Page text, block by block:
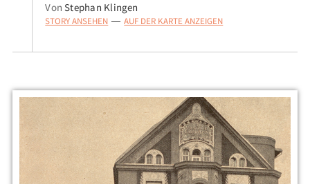
VonStephan Klingen
STORY ANSEHEN — AUF DER KARTE ANZEIGEN